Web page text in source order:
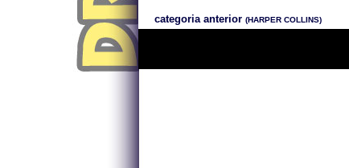
categoria anterior (HARPER COLLINS)